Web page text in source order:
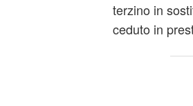
terzino in
ceduto in